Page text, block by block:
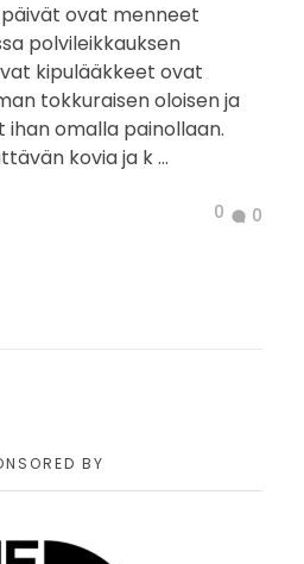
ovat menneet
polvileikkauksen
kipulääkkeet ovat
tokkuraisen oloisen ja
omalla painollaan.
kovia ja k ...
0 0
BY